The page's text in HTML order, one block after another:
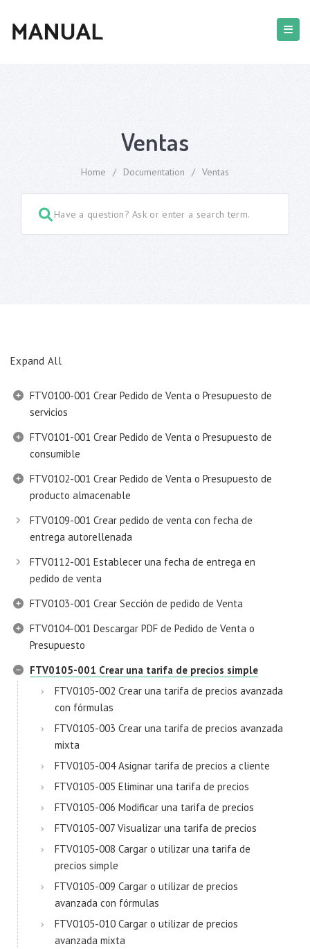
Ventas
Home / Documentation / Ventas
Expand All
FTV0100-001 Crear Pedido de Venta o Presupuesto de
servicios
FTV0101-001 Crear Pedido de Venta o Presupuesto de
consumible
FTV0102-001 Crear Pedido de Venta o Presupuesto de
producto almacenable
FTV0109-001 Crear pedido de venta con fecha de
entrega autorellenada
FTV0112-001 Establecer una fecha de entrega en
pedido de venta
FTV0103-001 Crear Sección de pedido de Venta
FTV0104-001 Descargar PDF de Pedido de Venta o
Presupuesto
FTV0105-001 Crear una tarifa de precios simple
FTV0105-002 Crear una tarifa de precios avanzada
con fórmulas
FTV0105-003 Crear una tarifa de precios avanzada
mixta
FTV0105-004 Asignar tarifa de precios a cliente
FTV0105-005 Eliminar una tarifa de precios
FTV0105-006 Modificar una tarifa de precios
FTV0105-007 Visualizar una tarifa de precios
FTV0105-008 Cargar o utilizar una tarifa de
precios simple
FTV0105-009 Cargar o utilizar de precios
avanzada con fórmulas
FTV0105-010 Cargar o utilizar de precios
avanzada mixta